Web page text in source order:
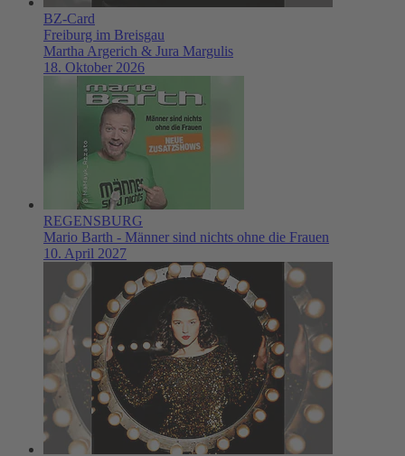
BZ-Card
Freiburg im Breisgau
Martha Argerich & Jura Margulis
18. Oktober 2026
REGENSBURG
Mario Barth - Männer sind nichts ohne die Frauen
10. April 2027